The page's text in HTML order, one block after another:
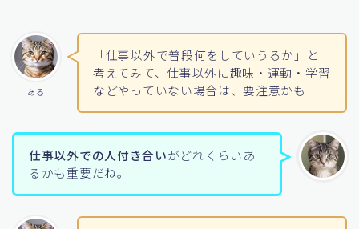
ある
「仕事以外で普段何をしていうるか」と
考えてみて、仕事以外に趣味・運動・学習
などやっていない場合は、要注意かも
仕事以外での人付き合いがどれくらいあ
るかも重要だね。